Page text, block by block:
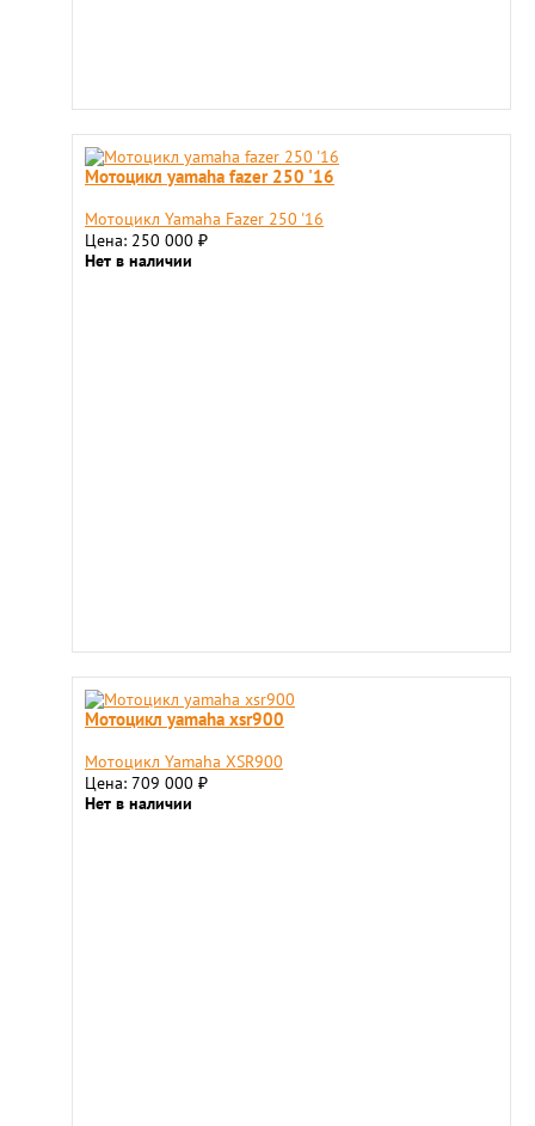
Мотоцикл yamaha fazer 250 '16
Мотоцикл Yamaha Fazer 250 '16
Цена: 250 000 ₽
Нет в наличии
Мотоцикл yamaha xsr900
Мотоцикл Yamaha XSR900
Цена: 709 000 ₽
Нет в наличии